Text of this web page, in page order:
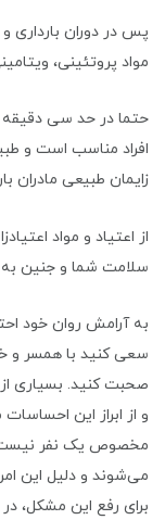
پس در دوران بارداری
مواد پروتئینی،
حتما در حد سی دقیقه
افراد مناسب است و
زایمان طبیعی مادران
از اعتیاد و مواد
سلامت شما و جنین
به آرامش روان خود
سعی کنید با همسر و
صحبت کنید. بسیاری
و از ابراز این
مخصوص یک نفر نیست و
می‌شوند و دلیل این
برای رفع این مشکل،